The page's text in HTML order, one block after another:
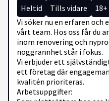
Heltid Tills vidare 18+
Vi söker nu en erfaren
vårt team. Hos oss får du
inom renovering och
noggrannhet står i fokus.
Vi erbjuder ett
ett företag där
kvalitén prioriteras.
Arbetsuppgifter: